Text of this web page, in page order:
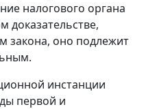
налогового органа
доказательстве,
закона, оно подлежит
инстанции
первой и